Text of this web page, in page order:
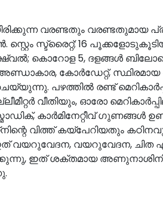
വരണ്ടതും വരണ്ടതുമായ
സ്ട്രൈറ്റ്; 16
കൊറോള 5, ദളങ്ങൾ
കോർഡേറ്റ്,
പഴത്തിൽ രണ്ട്
വീതിയും, ഓരോ
കാർമിനേറ്റീവ് ഗുണങ്ങൾ
വിത്ത് കയ്പേറിയതും
വയറുവേദന, വയറുവേദന,
ഇത് ശക്തമായ